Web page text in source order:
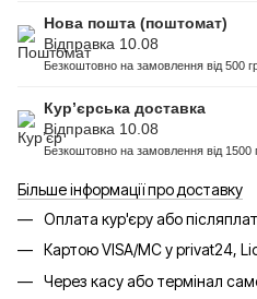
Нова пошта (поштомат)
Відправка 10.08
Безкоштовно на замовлення від 500
Кур’єрська доставка
Відправка 10.08
Безкоштовно на замовлення від 1500
Більше інформації про доставку
Оплата кур'єру або
Картою VISA/MC у privat24,
Через касу або термінал